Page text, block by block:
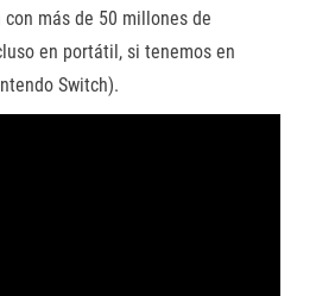
con más de 50 millones de
en portátil, si tenemos en
Switch).